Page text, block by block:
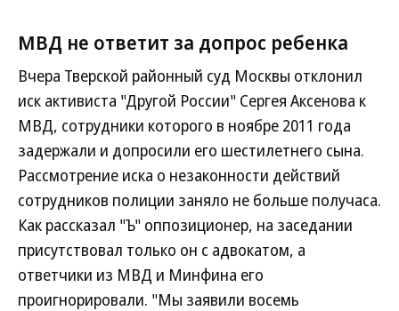
МВД не ответит за допрос ребенка
Вчера Тверской районный суд Москвы отклонил
иск активиста "Другой России" Сергея Аксенова к
МВД, сотрудники которого в ноябре 2011 года
задержали и допросили его шестилетнего сына.
Рассмотрение иска о незаконности действий
сотрудников полиции заняло не больше получаса.
Как рассказал "Ъ" оппозиционер, на заседании
присутствовал только он с адвокатом, а
ответчики из МВД и Минфина его
проигнорировали. "Мы заявили восемь